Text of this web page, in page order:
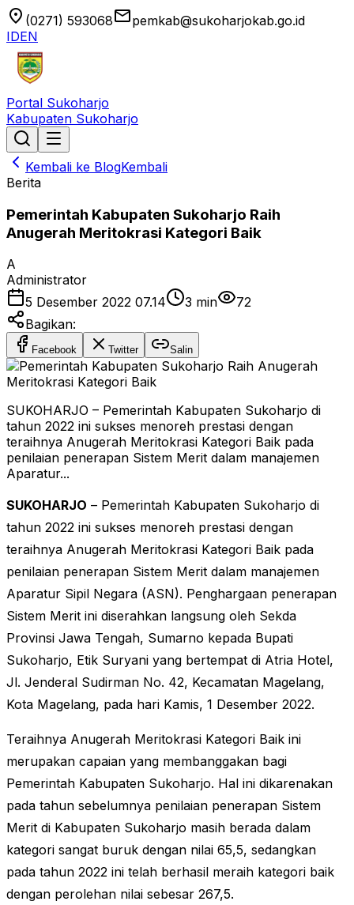
location_on (0271) 593068emailpemkab@sukoharjokab.go.id
IDEN
Portal Sukoharjo
Kabupaten Sukoharjo
Kembali ke BlogKembali
Berita
Pemerintah Kabupaten Sukoharjo Raih
Anugerah Meritokrasi Kategori Baik
A
Administrator
5 Desember 2022 07.14
3 min
72
Bagikan:
Facebook Twitter Salin
SUKOHARJO – Pemerintah Kabupaten Sukoharjo di
tahun 2022 ini sukses menoreh prestasi dengan
teraihnya Anugerah Meritokrasi Kategori Baik pada
penilaian penerapan Sistem Merit dalam manajemen
Aparatur...
SUKOHARJO – Pemerintah Kabupaten Sukoharjo di
tahun 2022 ini sukses menoreh prestasi dengan
teraihnya Anugerah Meritokrasi Kategori Baik pada
penilaian penerapan Sistem Merit dalam manajemen
Aparatur Sipil Negara (ASN). Penghargaan penerapan
Sistem Merit ini diserahkan langsung oleh Sekda
Provinsi Jawa Tengah, Sumarno kepada Bupati
Sukoharjo, Etik Suryani yang bertempat di Atria Hotel,
Jl. Jenderal Sudirman No. 42, Kecamatan Magelang,
Kota Magelang, pada hari Kamis, 1 Desember 2022.
Teraihnya Anugerah Meritokrasi Kategori Baik ini
merupakan capaian yang membanggakan bagi
Pemerintah Kabupaten Sukoharjo. Hal ini dikarenakan
pada tahun sebelumnya penilaian penerapan Sistem
Merit di Kabupaten Sukoharjo masih berada dalam
kategori sangat buruk dengan nilai 65,5, sedangkan
pada tahun 2022 ini telah berhasil meraih kategori baik
dengan perolehan nilai sebesar 267,5.